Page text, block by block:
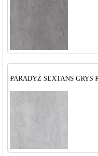
PARADYŻ SEXTANS GRYS